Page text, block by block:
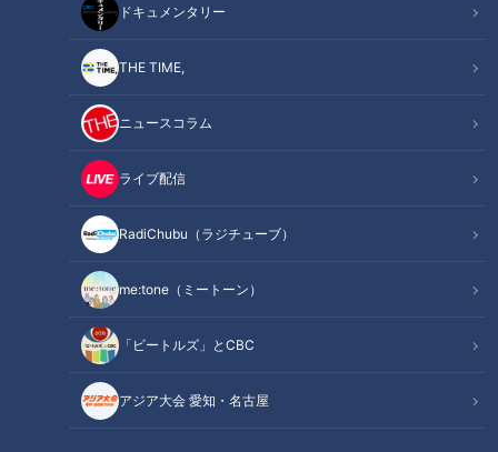
ドキュメンタリー
THE TIME,
ニュースコラム
ライブ配信
RadiChubu（ラジチューブ）
me:tone（ミートーン）
「ビートルズ」とCBC
アジア大会 愛知・名古屋
記事に戻る
この記事を見たあなたへのおすすめ
ぴよりんがあぶら汗？期間限定
の新商品 ごま油をかけた「ご
まぴよりん」が話題！